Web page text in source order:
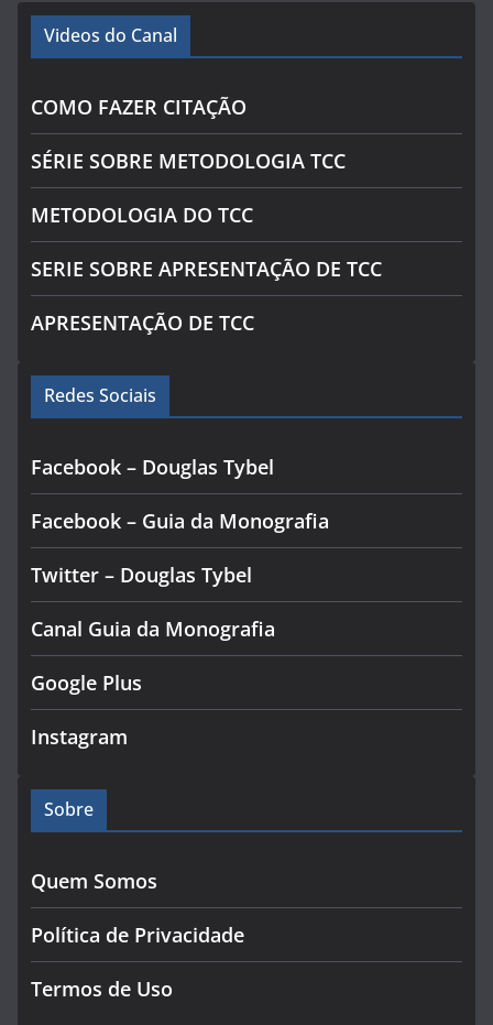
Videos do Canal
COMO FAZER CITAÇÃO
SÉRIE SOBRE METODOLOGIA TCC
METODOLOGIA DO TCC
SERIE SOBRE APRESENTAÇÃO DE TCC
APRESENTAÇÃO DE TCC
Redes Sociais
Facebook – Douglas Tybel
Facebook – Guia da Monografia
Twitter – Douglas Tybel
Canal Guia da Monografia
Google Plus
Instagram
Sobre
Quem Somos
Política de Privacidade
Termos de Uso